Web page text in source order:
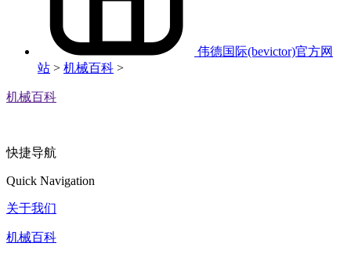
伟德国际(bevictor)官方网
站 > 机械百科 >
机械百科
快捷导航
Quick Navigation
关于我们
机械百科